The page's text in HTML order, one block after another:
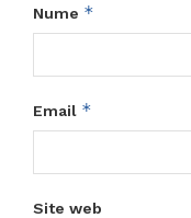
Nume *
Email *
Site web